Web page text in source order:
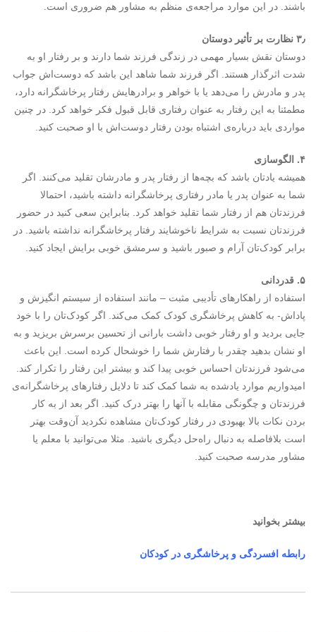
باشند. در این موارد مراجعه‌ی منظم به مشاور هم ضروری است.
۳٫ نظارت بر تأثیر دوستان
دوستان نقش بسیار مهمی در زندگی فرزند شما دارند و بر رفتار او به
شدت اثرگذار هستند. اگر فرزند شما شاهد این باشد که دوست‌اش جواب
پدر و مادرش را می‌دهد یا با خواهر و برادرهایش رفتار پرخاشگرانه دارد،
مطمئنا به این رفتار به عنوان رفتاری قابل قبول فکر خواهد کرد. در چنین
مواردی باید درباره‌ی اشتباه بودن رفتار دوست‌اش با او صحبت کنید.
۴. الگوسازی
همیشه یادتان باشد که بچه‌ها از رفتار پدر و مادرشان تقلید می‌کنند. اگر
شما به عنوان پدر یا مادر رفتاری پرخاشگرانه داشته باشید، احتمالا
فرزندتان هم از رفتار شما تقلید خواهد کرد. بنابراین سعی کنید در حضور
فرزندتان نسبت به شرایط ناخوشایند رفتار پرخاشگرانه نداشته باشید. در
برابر کودک‌تان آرام و صبور باشید و سرمشق خوبی برایش ایجاد کنید.
۵. قدردانی
استفاده از راهکارهای تأدیبی مثبت – مانند استفاده از سیستم انگیزش و
پاداش- به کاهش پرخاشگری کودک کمک می‌کند. اگر کودک‌تان را با خود
جایی بردید و او رفتار خوبی داشت بارانی از تحسین برسرش بریزید و به
او نشان بدهید چقدر با رفتارش شما را خوشحال کرده است. این باعث
می‌شود فرزندتان احساس خوبی پیدا کند و بیشتر این رفتار را تکرار کند.
امیدواریم موارد یادشده به شما کمک کند تا دلایل رفتارهای پرخاشگرانه‌ی
فرزندتان و چگونگی مقابله با آنها را بهتر درک کنید. اگر بعد از به کار
بردن نکات بالا بهبودی در رفتار کودک‌تان مشاهده نکردید آن‌وقت بهتر
است بلافاصله به دنبال راه‌حل دیگری باشید. مثلا می‌توانید با معلم یا
مشاور مدرسه صحبت کنید.
بیشتر بخوانید
رابطه افسردگی و پرخاشگری در کودکان